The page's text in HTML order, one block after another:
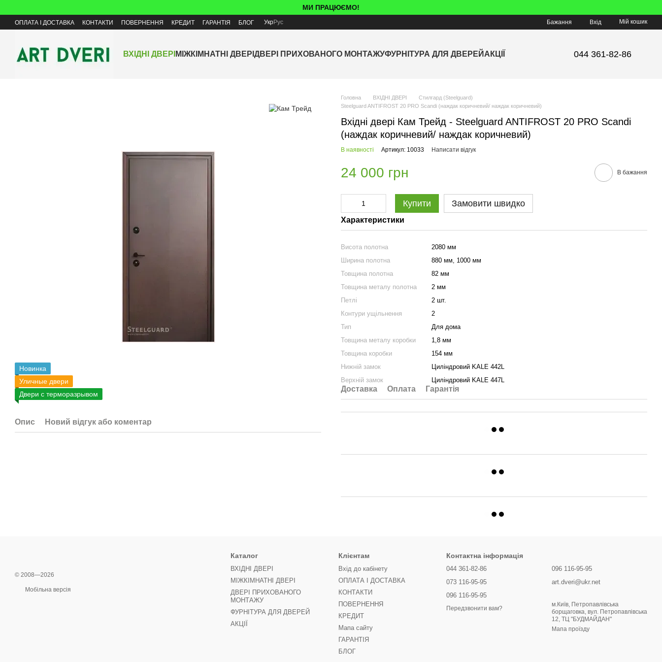
МИ ПРАЦЮЄМО!
ОПЛАТА І ДОСТАВКА КОНТАКТИ ПОВЕРНЕННЯ КРЕДИТ ГАРАНТІЯ БЛОГ УкрРус Бажання Вхід Мій кошик
ВХІДНІ ДВЕРІ МІЖКІМНАТНІ ДВЕРІ ДВЕРІ ПРИХОВАНОГО МОНТАЖУФУРНІТУРА ДЛЯ ДВЕРЕЙ АКЦІЇ 044 361-82-86
Новинка
Уличные двери
Двери с терморазрывом
Опис Новий відгук або коментар
Головна ВХІДНІ ДВЕРІ
Стилгард (Steelguard)
Steelguard ANTIFROST 20 PRO Scandi (наждак коричневий/ наждак коричневий)
Вхідні двері Кам Трейд - Steelguard ANTIFROST 20 PRO Scandi
(наждак коричневий/ наждак коричневий)
В наявності Артикул: 10033 Написати відгук
24 000 грн В бажання
Купити Замовити швидко
Характеристики
Висота полотна
2080 мм
Ширина полотна
880 мм, 1000 мм
Товщина полотна
82 мм
Товщина металу полотна
2 мм
Петлі
2 шт.
Контури ущільнення
2
Тип
Для дома
Товщина металу коробки
1,8 мм
Товщина коробки
154 мм
Нижній замок
Циліндровий KALE 442L
Верхній замок
Циліндровий KALE 447L
Доставка Оплата Гарантія
© 2008—2026
Мобільна версія
Каталог
ВХІДНІ ДВЕРІ
МІЖКІМНАТНІ ДВЕРІ
ДВЕРІ ПРИХОВАНОГО
МОНТАЖУ
ФУРНІТУРА ДЛЯ ДВЕРЕЙ
АКЦІЇ
Клієнтам
Вхід до кабінету
ОПЛАТА І ДОСТАВКА
КОНТАКТИ
ПОВЕРНЕННЯ
КРЕДИТ
Мапа сайту
ГАРАНТІЯ
БЛОГ
Контактна інформація
044 361-82-86
073 116-95-95
096 116-95-95
Передзвонити вам?
096 116-95-95
art.dveri@ukr.net
м.Київ, Петропавлівська
борщаговка, вул. Петропавлівська
12, ТЦ "БУДМАЙДАН"
Мапа проїзду